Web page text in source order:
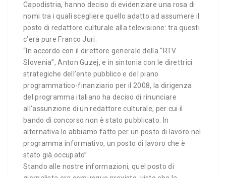
Capodistria, hanno deciso di evidenziare una rosa di
nomi tra i quali scegliere quello adatto ad assumere il
posto di redattore culturale alla televisione: tra questi
c’era pure Franco Juri.
“In accordo con il direttore generale della “RTV
Slovenia”, Anton Guzej, e in sintonia con le direttrici
strategiche dell’ente pubblico e del piano
programmatico-finanziario per il 2008, la dirigenza
del programma italiano ha deciso di rinunciare
all’assunzione di un redattore culturale, per cui il
bando di concorso non è stato pubblicato. In
alternativa lo abbiamo fatto per un posto di lavoro nel
programma informativo, un posto di lavoro che è
stato già occupato”.
Stando alle nostre informazioni, quel posto di